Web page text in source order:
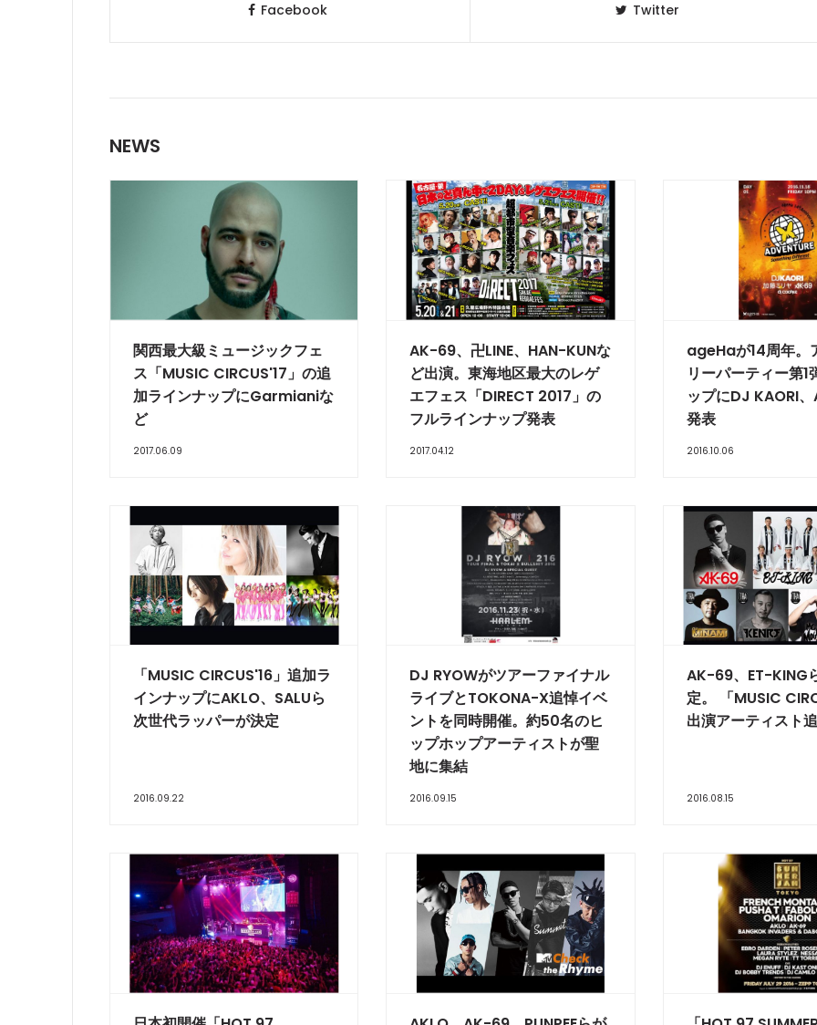
Facebook Twitter
NEWS
関西最大級ミュージックフェ
ス「MUSIC CIRCUS'17」の追
加ラインナップにGarmianiな
ど
2017.06.09
AK-69、卍LINE、HAN-KUNな
ど出演。東海地区最大のレゲ
エフェス「DIRECT 2017」の
フルラインナップ発表
2017.04.12
ageHaが14周年。
リーパーティー第1
ップにDJ KAORI
発表
2016.10.06
「MUSIC CIRCUS'16」追加ラ
インナップにAKLO、SALUら
次世代ラッパーが決定
2016.09.22
DJ RYOWがツアーファイナル
ライブとTOKONA-X追悼イベ
ントを同時開催。約50名のヒ
ップホップアーティストが聖
地に集結
2016.09.15
AK-69、ET-KING
定。 「MUSIC
出演アーティスト
2016.08.15